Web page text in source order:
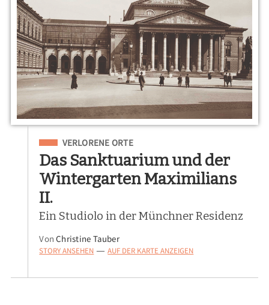
Eingeordnet unter
VERLORENE ORTE
Das Sanktuarium und der
Wintergarten Maximilians
II.
Ein Studiolo in der Münchner Residenz
VonChristine Tauber
STORY ANSEHEN — AUF DER KARTE ANZEIGEN